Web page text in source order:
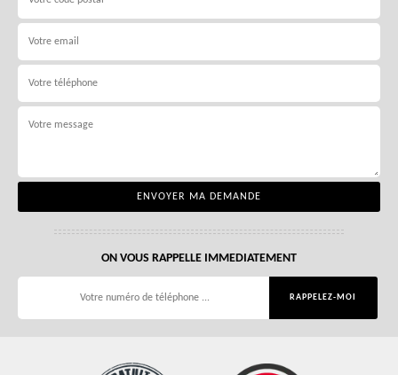
ON VOUS RAPPELLE IMMEDIATEMENT